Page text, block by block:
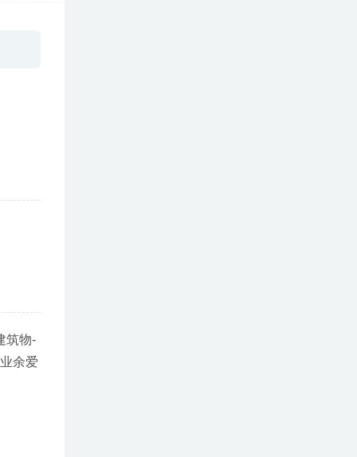
筑物-
余爱